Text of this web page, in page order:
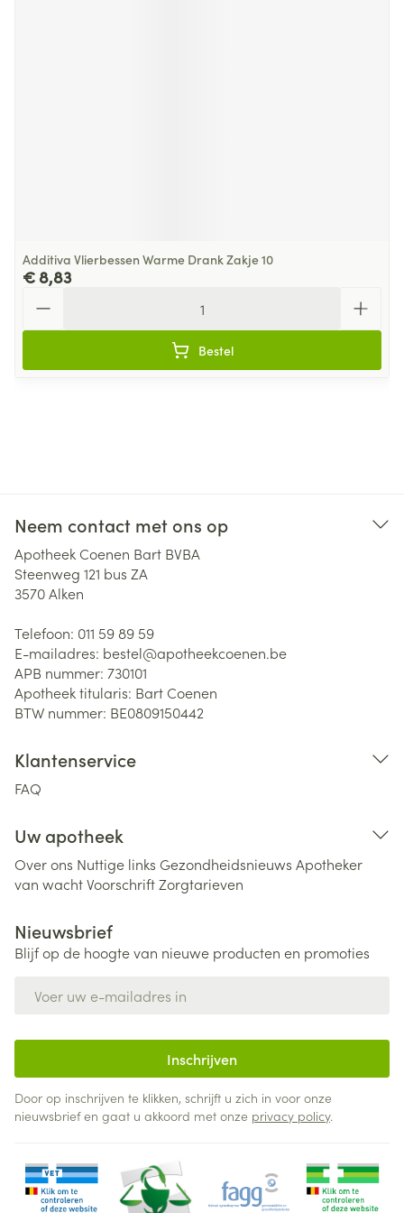
Additiva Vlierbessen Warme Drank Zakje 10
€ 8,83
Bestel
Neem contact met ons op
Apotheek Coenen Bart BVBA
Steenweg 121 bus ZA
3570Alken
Telefoon: 011 59 89 59
E-mailadres: bestel@apotheekcoenen.be
APB nummer: 730101
Apotheek titularis: Bart Coenen
BTW nummer: BE0809150442
Klantenservice
FAQ
Uw apotheek
Over ons Nuttige links Gezondheidsnieuws Apotheker
van wachtVoorschriftZorgtarieven
Nieuwsbrief
Blijf op de hoogte van nieuwe producten en promoties
Inschrijven
Door op inschrijven te klikken, schrijft u zich in voor onze
nieuwsbrief en gaat u akkoord met onze privacy policy.